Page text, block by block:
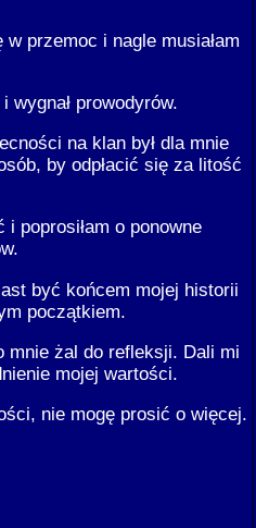
przemoc i nagle musiałam
wygnał prowodyrów.
na klan był dla mnie
by odpłacić się za litość
i poprosiłam o ponowne
być końcem mojej historii
początkiem.
mnie żal do refleksji. Dali mi
mojej wartości.
nie mogę prosić o więcej.